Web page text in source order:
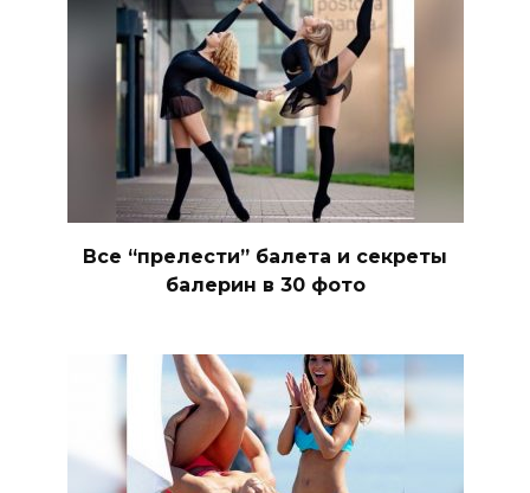
Все “прелести” балета и секреты
балерин в 30 фото